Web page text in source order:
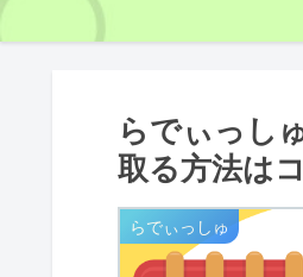
らでぃっし
取る方法は
らでぃっしゅ